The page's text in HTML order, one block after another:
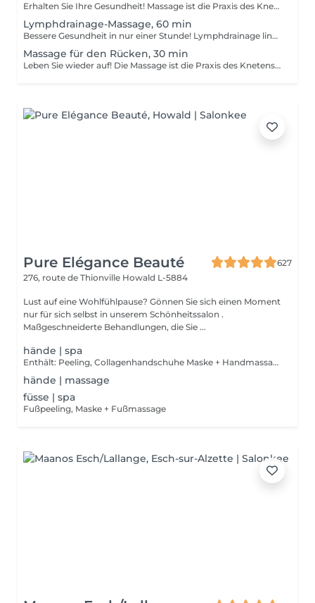
Erhalten Sie Ihre Gesundheit! Massage ist die Praxis des Knetens oder Bearbeitens der Muskeln und anderer Weichteile einer Person, um Stress zu reduzieren, Muskelschmerzen zu lindern, die Entspannung zu fördern und die Funktion des Immunsystems zu verbessern. Vorteile einer Ganzkörpermassage für die Gesundheit: - reduziert Stress - entspannend - verbessert die Durchblutung - verbessert das Immunsystem des Körpers Wie wird eine Ganzkörpermassage durchgeführt? - Kopf und Nacken werden massiert - Schultern und Rücken werden massiert - Hände und Arme werden massiert - Füße und Beine werden massiert - der Bauch wird massiert Altersbeschränkungen: es gibt keine Altersbeschränkungen für dieses Verfahren. Empfehlungen nach dem Eingriff: nach dem Eingriff 2-3 Stunden keinen Sport und plötzliche Bewegungen machen. Frequenz: 1-2 Mal pro Woche, insgesamt 10 Mal. Wiederholen Sie den Eingriff alle 3-6 Monate.
Lymphdrainage-Massage, 60 min
Bessere Gesundheit in nur einer Stunde! Lymphdrainage lindert Schwellungen, die auftreten, wenn medizinische Behandlungen oder Krankheiten Ihr Lymphsystem blockieren. Die Lymphdrainage-Massage beinhaltet das sanfte Manipulieren bestimmter Bereiche Ihres Körpers, um die Lymphbewegung zu einem Bereich mit funktionierenden Lymphgefäßen zu fördern. Vorteile einer Lymphdrainage-Massage: - verbessert das Immunsystem des Körpers - hilft bei Schwellungen nach Verletzungen - löst Spannungen im Körper Wie wird eine Lymphdrainage-Massage durchgeführt? - Kopf und Nacken werden massiert - Schultern und Rücken werden massiert - Hände und Arme werden massiert - Füße und Beine werden massiert - Bauch wird massiert Altersbeschränkungen: es gibt keine Altersbeschränkungen für dieses Verfahren. Empfehlungen nach dem Verfahren: treiben Sie 2-3 Stunden nach dem Eingriff keinen Sport und machen Sie keine scharfen Bewegungen. Häufigkeit: 1-2 Mal pro Woche, insgesamt 10 Mal. Wiederholen Sie dies alle 3-6 Monate.
Massage für den Rücken, 30 min
Leben Sie wieder auf! Die Massage ist die Praxis des Knetens oder Manipulierens der Muskeln und anderer Weichteile einer Person, um Stress zu reduzieren, Muskelschmerzen zu lindern, die Entspannung zu fördern und die Funktion des Immunsystems zu verbessern. Vorteile einer Rückenmassage für die Gesundheit: - reduziert Stress - entspannend - verbessert die Durchblutung - verbessert das Immunsystem des Körpers Wie wird die Rückenmassage für die Gesundheit durchgeführt? - Kopf und Nacken werden massiert - Schultern und Rücken werden massiert - Hände und Arme werden massiert Altersbeschränkungen: es gibt keine Altersbeschränkungen für dieses Verfahren. Empfehlungen nach dem Eingriff: nach dem Eingriff 2-3 Stunden keinen Sport und plötzliche Bewegungen machen. Frequenz: 1-2 Mal pro Woche, insgesamt 10 Mal. Wiederholen Sie den Eingriff alle 3-6 Monate.
Pure Elégance Beauté
627
276, route de Thionville Howald L-5884
Lust auf eine Wohlfühlpause? Gönnen Sie sich einen Moment
nur für sich selbst in unserem Schönheitssalon .
Maßgeschneiderte Behandlungen, die Sie ...
hände | spa
Enthält: Peeling, Collagenhandschuhe Maske + Handmassage
hände | massage
füsse | spa
Fußpeeling, Maske + Fußmassage